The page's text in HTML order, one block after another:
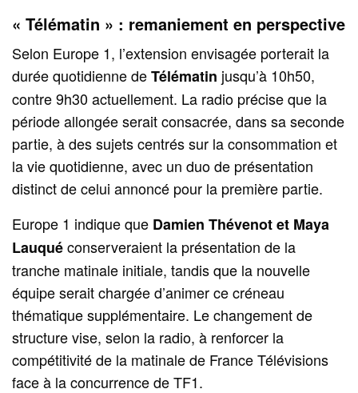
« Télématin » : remaniement en perspective
Selon Europe 1, l’extension envisagée porterait la
durée quotidienne deTélématin jusqu’à 10h50,
contre 9h30 actuellement. La radio précise que la
période allongée serait consacrée, dans sa seconde
partie, à des sujets centrés sur la consommation et
la vie quotidienne, avec un duo de présentation
distinct de celui annoncé pour la première partie.
Europe 1 indique que Damien Thévenot et Maya
Lauquéconserveraient la présentation de la
tranche matinale initiale, tandis que la nouvelle
équipe serait chargée d’animer ce créneau
thématique supplémentaire. Le changement de
structure vise, selon la radio, à renforcer la
compétitivité de la matinale de France Télévisions
face à la concurrence de TF1.